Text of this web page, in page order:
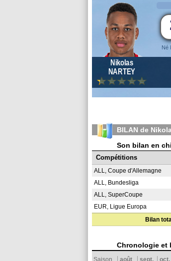
Né
Nikolas
NARTEY
BILAN de
Son bilan en
Compétitions
ALL, Coupe d'Allemagne
ALL, Bundesliga
ALL, SuperCoupe
EUR, Ligue Europa
Bilan
Chronologie et
Saison août sept. oct.